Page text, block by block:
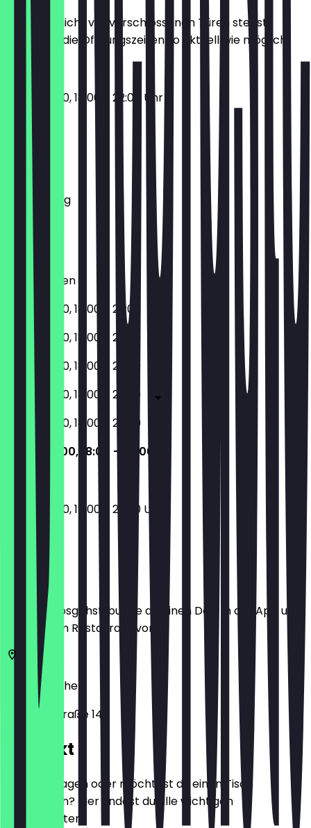
Damit du nicht vor verschlossenen Türen stehst,
halten wir die Öffnungszeiten so aktuell wie möglich.
12:00 - 15:00, 18:00 - 22:00 Uhr
Montag
Dienstag
Mittwoch
Donnerstag
Freitag
Samstag
Sonntag
Geschlossen
12:00 - 15:00, 18:00 - 22:00
12:00 - 15:00, 18:00 - 22:00
12:00 - 15:00, 18:00 - 22:00
12:00 - 15:00, 18:00 - 22:00
12:00 - 15:00, 18:00 - 22:00
12:00 - 15:00, 18:00 - 22:00
12:00 - 15:00, 18:00 - 22:00 Uhr
Bevor du losgehst, buche dir einen Deal in der App und
zeige ihn im Restaurant vor.
52070
Aachen
Jülicher Straße 14
Kontakt
Hast du Fragen oder möchtest du einen Tisch
reservieren? Hier findest du alle wichtigen
Kontaktdaten.